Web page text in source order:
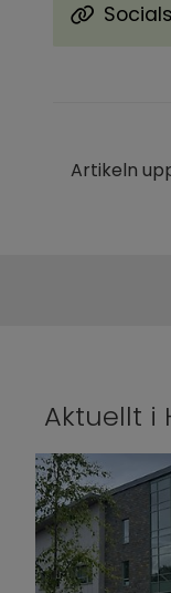
Länk till
Artikeln
Aktuellt i